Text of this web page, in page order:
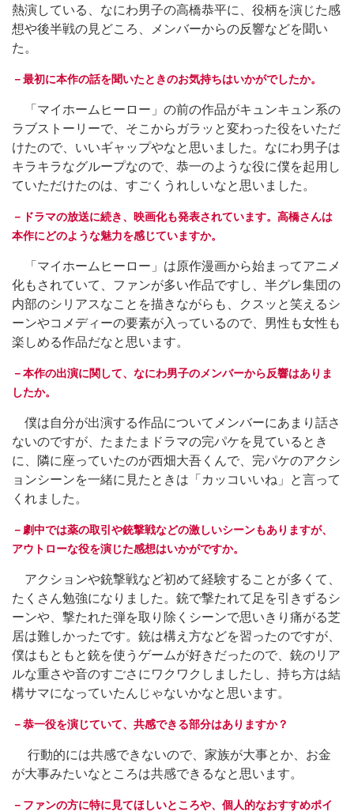
熱演している、なにわ男子の高橋恭平に、役柄を演じた感
想や後半戦の見どころ、メンバーからの反響などを聞い
た。
－最初に本作の話を聞いたときのお気持ちはいかがでしたか。
「マイホームヒーロー」の前の作品がキュンキュン系の
ラブストーリーで、そこからガラッと変わった役をいただ
けたので、いいギャップやなと思いました。なにわ男子は
キラキラなグループなので、恭一のような役に僕を起用し
ていただけたのは、すごくうれしいなと思いました。
－ドラマの放送に続き、映画化も発表されています。高橋さんは
本作にどのような魅力を感じていますか。
「マイホームヒーロー」は原作漫画から始まってアニメ
化もされていて、ファンが多い作品ですし、半グレ集団の
内部のシリアスなことを描きながらも、クスッと笑えるシ
ーンやコメディーの要素が入っているので、男性も女性も
楽しめる作品だなと思います。
－本作の出演に関して、なにわ男子のメンバーから反響はありま
したか。
僕は自分が出演する作品についてメンバーにあまり話さ
ないのですが、たまたまドラマの完パケを見ているとき
に、隣に座っていたのが西畑大吾くんで、完パケのアクシ
ョンシーンを一緒に見たときは「カッコいいね」と言って
くれました。
－劇中では薬の取引や銃撃戦などの激しいシーンもありますが、
アウトローな役を演じた感想はいかがですか。
アクションや銃撃戦など初めて経験することが多くて、
たくさん勉強になりました。銃で撃たれて足を引きずるシ
ーンや、撃たれた弾を取り除くシーンで思いきり痛がる芝
居は難しかったです。銃は構え方などを習ったのですが、
僕はもともと銃を使うゲームが好きだったので、銃のリア
ルな重さや音のすごさにワクワクしましたし、持ち方は結
構サマになっていたんじゃないかなと思います。
－恭一役を演じていて、共感できる部分はありますか？
行動的には共感できないので、家族が大事とか、お金
が大事みたいなところは共感できるなと思います。
－ファンの方に特に見てほしいところや、個人的なおすすめポイ